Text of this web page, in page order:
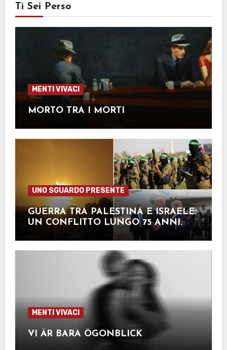
Ti Sei Perso
MENTI VIVACI
MORTO TRA I MORTI
UNO SGUARDO PRESENTE
GUERRA TRA PALESTINA E ISRAELE:
UN CONFLITTO LUNGO 75 ANNI.
MENTI VIVACI
VI ÄR BARA ÖGONBLICK